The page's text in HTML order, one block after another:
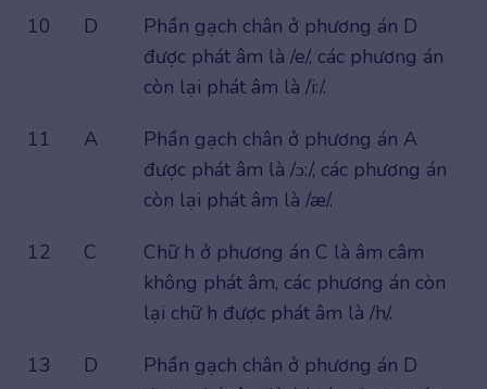
10
D
Phần gạch chân ở phương án D
được phát âm là /e/, các phương án
còn lại phát âm là /i:/.
11
A
Phần gạch chân ở phương án A
được phát âm là /ɔ:/, các phương án
còn lại phát âm là /æ/.
12
C
Chữ h ở phương án C là âm câm
không phát âm, các phương án còn
lại chữ h được phát âm là /h/.
13
D
Phần gạch chân ở phương án D